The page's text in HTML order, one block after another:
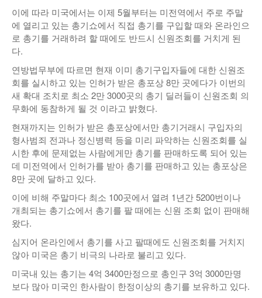
이에 따라 미국에서는 이제 5월부터는 미전역에서 주로 주말
에 열리고 있는 총기쇼에서 직접 총기를 구입할 때와 온라인으
로 총기를 거래하려 할 때에도 반드시 신원조회를 거치게 된
다.
연방법무부에 따르면 현재 이미 총기구입자들에 대한 신원조
회를 실시하고 있는 인허가 받은 총포상 8만 곳에다가 이번의
새 확대 조치로 최소 2만 3000곳의 총기 딜러들이 신원조회 의
무화에 동참하게 될 것 이라고 밝혔다.
현재까지는 인허가 받은 총포상에서만 총기거래시 구입자의
형사범죄 전과나 정신병력 등을 미리 파악하는 신원조회를 실
시한 후에 문제없는 사람에게만 총기를 판매하도록 되어 있는
데 미전역에서 인허가를 받아 총기를 판매하고 있는 총포상은
8만 곳에 달하고 있다.
이에 비해 주말마다 최소 100곳에서 열려 1년간 5200번이나
개최되는 총기쇼에서 총기를 팔 때에는 신원 조회 없이 판매해
왔다.
심지어 온라인에서 총기를 사고 팔때에도 신원조회를 거치지
않아 미국은 총기 비극의 나라로 불리고 있다.
미국내 있는 총기는 4억 3400만정으로 총인구 3억 3000만명
보다 많아 미국인 한사람이 한정이상의 총기를 보유하고 있다.